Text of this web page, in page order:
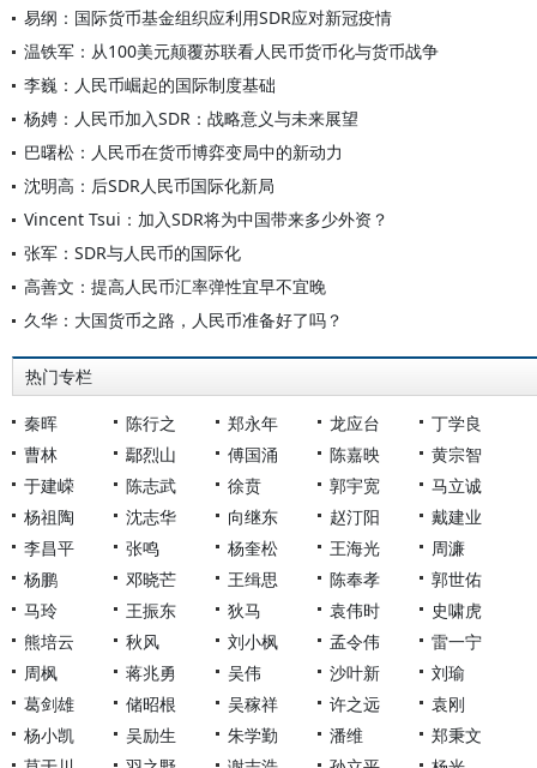
易纲：国际货币基金组织应利用SDR应对新冠疫情
温铁军：从100美元颠覆苏联看人民币货币化与货币战争
李巍：人民币崛起的国际制度基础
杨娉：人民币加入SDR：战略意义与未来展望
巴曙松：人民币在货币博弈变局中的新动力
沈明高：后SDR人民币国际化新局
Vincent Tsui：加入SDR将为中国带来多少外资？
张军：SDR与人民币的国际化
高善文：提高人民币汇率弹性宜早不宜晚
久华：大国货币之路，人民币准备好了吗？
热门专栏
秦晖 陈行之 郑永年 龙应台
丁学良
曹林
鄢烈山 傅国涌 陈嘉映
黄宗智
于建嵘
陈志武 徐贲 郭宇宽
马立诚
杨祖陶
沈志华 向继东 赵汀阳
戴建业
李昌平
张鸣 杨奎松 王海光
周濂
杨鹏
邓晓芒 王缉思 陈奉孝
郭世佑
马玲
王振东 狄马 袁伟时
史啸虎
熊培云
秋风 刘小枫 孟令伟
雷一宁
周枫
蒋兆勇 吴伟 沙叶新
刘瑜
葛剑雄
储昭根 吴稼祥 许之远
袁刚
杨小凯
吴励生 朱学勤 潘维
郑秉文